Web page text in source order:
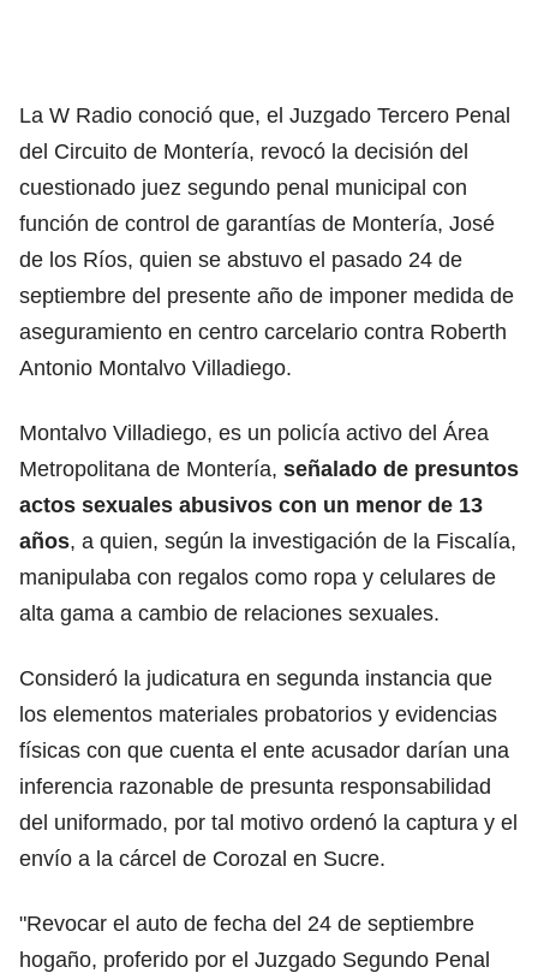
La W Radio conoció que, el Juzgado Tercero Penal
del Circuito de Montería, revocó la decisión del
cuestionado juez segundo penal municipal con
función de control de garantías de Montería, José
de los Ríos, quien se abstuvo el pasado 24 de
septiembre del presente año de imponer medida de
aseguramiento en centro carcelario contra Roberth
Antonio Montalvo Villadiego.
Montalvo Villadiego, es un policía activo del Área
Metropolitana de Montería, señalado de presuntos
actos sexuales abusivos con un menor de 13
años, a quien, según la investigación de la Fiscalía,
manipulaba con regalos como ropa y celulares de
alta gama a cambio de relaciones sexuales.
Consideró la judicatura en segunda instancia que
los elementos materiales probatorios y evidencias
físicas con que cuenta el ente acusador darían una
inferencia razonable de presunta responsabilidad
del uniformado, por tal motivo ordenó la captura y el
envío a la cárcel de Corozal en Sucre.
"Revocar el auto de fecha del 24 de septiembre
hogaño, proferido por el Juzgado Segundo Penal